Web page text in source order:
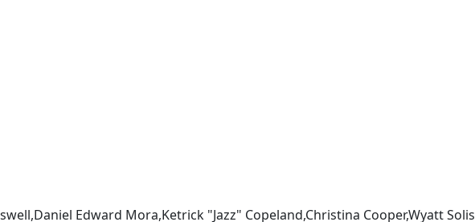
Edward Mora,Ketrick "Jazz" Copeland,Christina Cooper,Wyatt Solis